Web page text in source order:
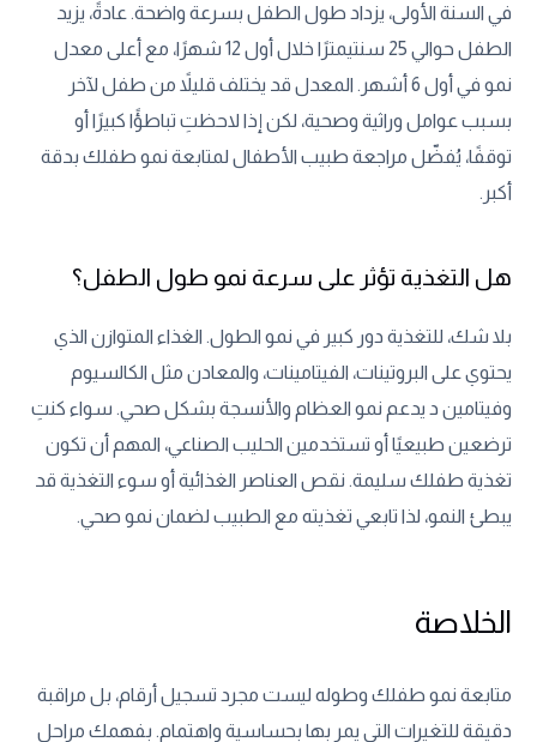
في السنة الأولى، يزداد طول الطفل بسرعة واضحة. عادةً، يزيد
الطفل حوالي 25 سنتيمترًا خلال أول 12 شهرًا، مع أعلى معدل
نمو في أول 6 أشهر. المعدل قد يختلف قليلاً من طفل لآخر
بسبب عوامل وراثية وصحية، لكن إذا لاحظتِ تباطؤًا كبيرًا أو
توقفًا، يُفضّل مراجعة طبيب الأطفال لمتابعة نمو طفلك بدقة
أكبر.
هل التغذية تؤثر على سرعة نمو طول الطفل؟
بلا شك، للتغذية دور كبير في نمو الطول. الغذاء المتوازن الذي
يحتوي على البروتينات، الفيتامينات، والمعادن مثل الكالسيوم
وفيتامين د يدعم نمو العظام والأنسجة بشكل صحي. سواء كنتِ
ترضعين طبيعيًا أو تستخدمين الحليب الصناعي، المهم أن تكون
تغذية طفلك سليمة. نقص العناصر الغذائية أو سوء التغذية قد
يبطئ النمو، لذا تابعي تغذيته مع الطبيب لضمان نمو صحي.
الخلاصة
متابعة نمو طفلك وطوله ليست مجرد تسجيل أرقام، بل مراقبة
دقيقة للتغيرات التي يمر بها بحساسية واهتمام. بفهمك مراحل